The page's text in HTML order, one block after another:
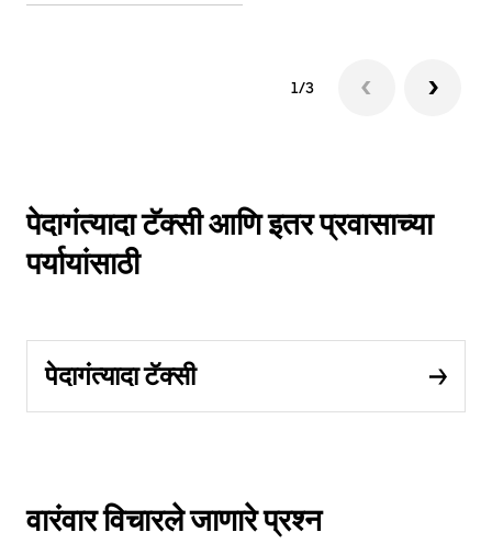
1/3
पेदागंत्यादा टॅक्सी आणि इतर प्रवासाच्या
पर्यायांसाठी
पेदागंत्यादा टॅक्सी
वारंवार विचारले जाणारे प्रश्न